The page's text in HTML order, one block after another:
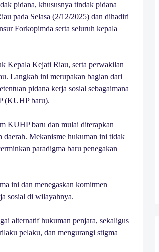
pidana, khususnya tindak pidana
pada Selasa (2/12/2025) dan dihadiri
Forkopimda serta seluruh kepala
Kepala Kejati Riau, serta perwakilan
Langkah ini merupakan bagian dari
pidana kerja sosial sebagaimana
(KUHP baru).
KUHP baru dan mulai diterapkan
daerah. Mekanisme hukuman ini tidak
paradigma baru penegakan
ini dan menegaskan komitmen
sosial di wilayahnya.
alternatif hukuman penjara, sekaligus
pelaku, dan mengurangi stigma